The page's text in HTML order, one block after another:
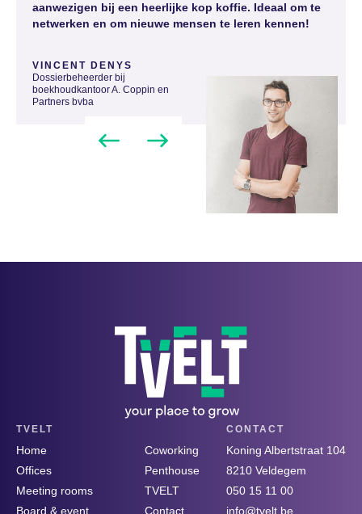
aanwezigen bij een heerlijke kop koffie. Ideaal om te
netwerken en om nieuwe mensen te leren kennen!
VINCENT DENYS
Dossierbeheerder bij
boekhoudkantoor A. Coppin en
Partners bvba
TVELT
Home
Offices
Meeting rooms
Board & event
Coworking
Penthouse
TVELT
Contact
CONTACT
Koning Albertstraat 104
8210 Veldegem
050 15 11 00
info@tvelt.be